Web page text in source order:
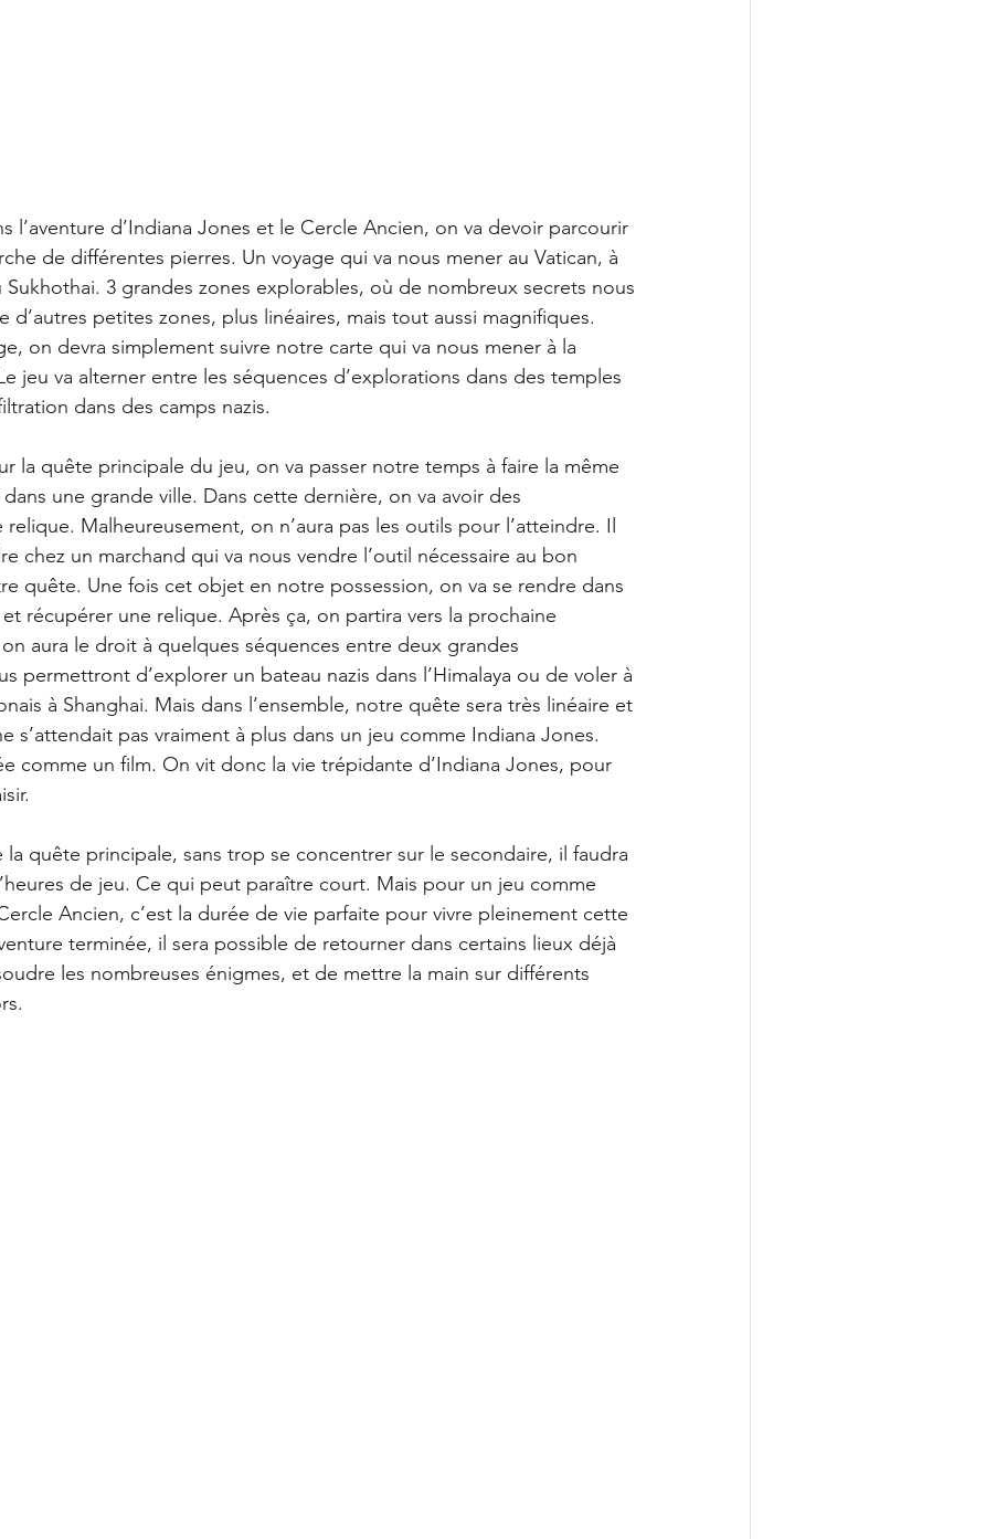
l’aventure d’Indiana Jones et le Cercle Ancien, on va devoir parcourir
de différentes pierres. Un voyage qui va nous mener au Vatican, à
Sukhothai. 3 grandes zones explorables, où de nombreux secrets nous
d’autres petites zones, plus linéaires, mais tout aussi magnifiques.
on devra simplement suivre notre carte qui va nous mener à la
jeu va alterner entre les séquences d’explorations dans des temples
dans des camps nazis.
la quête principale du jeu, on va passer notre temps à faire la même
une grande ville. Dans cette dernière, on va avoir des
Malheureusement, on n’aura pas les outils pour l’atteindre. Il
chez un marchand qui va nous vendre l’outil nécessaire au bon
quête. Une fois cet objet en notre possession, on va se rendre dans
récupérer une relique. Après ça, on partira vers la prochaine
aura le droit à quelques séquences entre deux grandes
permettront d’explorer un bateau nazis dans l’Himalaya ou de voler à
à Shanghai. Mais dans l’ensemble, notre quête sera très linéaire et
s’attendait pas vraiment à plus dans un jeu comme Indiana Jones.
comme un film. On vit donc la vie trépidante d’Indiana Jones, pour
la quête principale, sans trop se concentrer sur le secondaire, il faudra
de jeu. Ce qui peut paraître court. Mais pour un jeu comme
Ancien, c’est la durée de vie parfaite pour vivre pleinement cette
terminée, il sera possible de retourner dans certains lieux déjà
les nombreuses énigmes, et de mettre la main sur différents